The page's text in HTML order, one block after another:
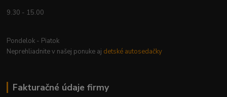
9.30 - 15.00
Pondelok - Piatok
Neprehliadnite v našej ponuke aj detské autosedačky
Fakturačné údaje firmy